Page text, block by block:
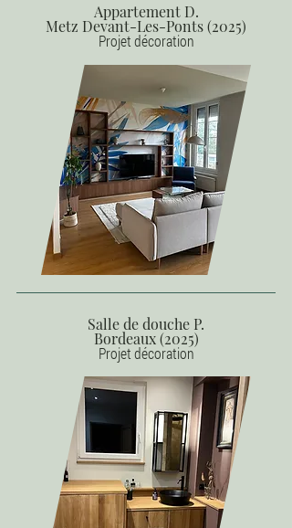
Appartement D.
Metz Devant-Les-Ponts (2025)
Projet décoration
Salle de douche P.
Bordeaux (2025)
Projet décoration